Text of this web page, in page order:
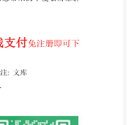
2009年版的 5.2.1、
置安装要求”更改为
选型与安装”（见
加了停车库（场）
了“电子巡查系统”条
”、“X射线安全检查